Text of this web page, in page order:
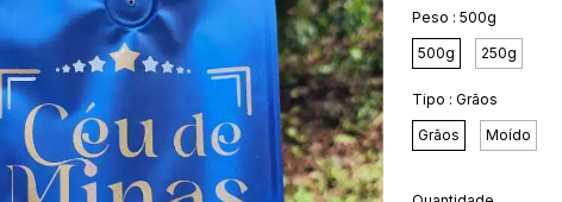
Peso : 500g
500g
250g
Tipo : Grãos
Grãos
Moído